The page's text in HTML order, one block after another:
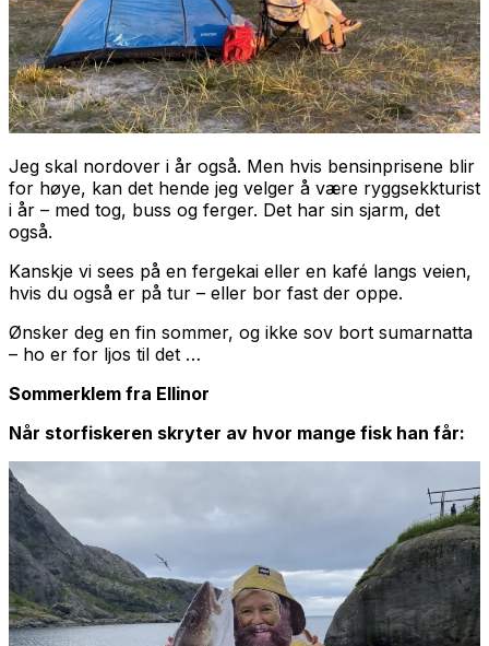
Jeg skal nordover i år også. Men hvis bensinprisene blir
for høye, kan det hende jeg velger å være ryggsekkturist
i år – med tog, buss og ferger. Det har sin sjarm, det
også.
Kanskje vi sees på en fergekai eller en kafé langs veien,
hvis du også er på tur – eller bor fast der oppe.
Ønsker deg en fin sommer, og ikke sov bort sumarnatta
– ho er for ljos til det …
Sommerklem fra Ellinor
Når storfiskeren skryter av hvor mange fisk han får: